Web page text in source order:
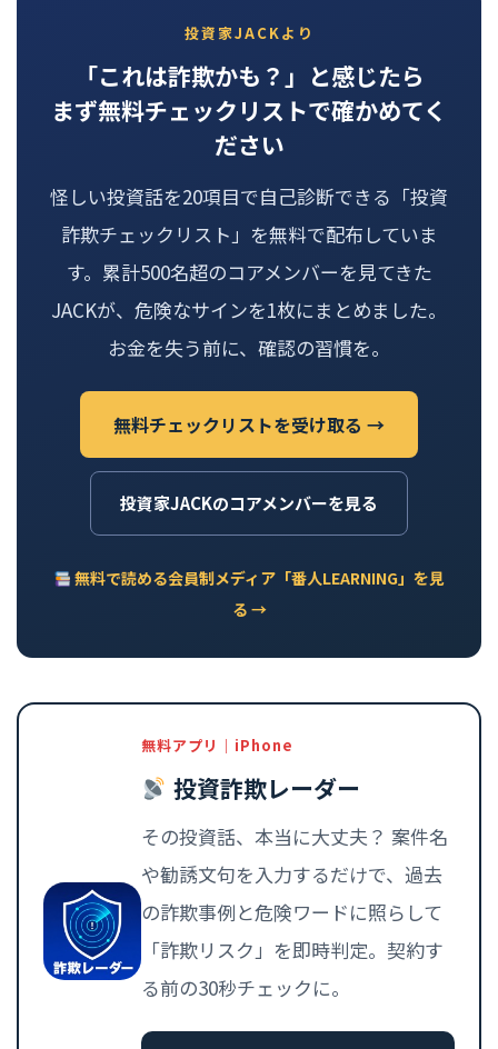
投資家JACKより
「これは詐欺かも？」と感じたら
まず無料チェックリストで確かめてく
ださい
怪しい投資話を20項目で自己診断できる「投資
詐欺チェックリスト」を無料で配布していま
す。累計500名超のコアメンバーを見てきた
JACKが、危険なサインを1枚にまとめました。
お金を失う前に、確認の習慣を。
無料チェックリストを受け取る →
投資家JACKのコアメンバーを見る
無料で読める会員制メディア「番人LEARNING」を見
る →
無料アプリ｜iPhone
投資詐欺レーダー
その投資話、本当に大丈夫？ 案件名
や勧誘文句を入力するだけで、過去
の詐欺事例と危険ワードに照らして
「詐欺リスク」を即時判定。契約す
る前の30秒チェックに。